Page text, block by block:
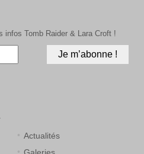
infos Tomb Raider & Lara Croft !
Actualités